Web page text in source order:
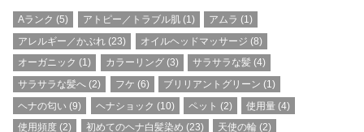
Aランク (5) アトピー／トラブル肌(1) アムラ (1)
アレルギー／かぶれ (23) オイルヘッドマッサージ (8)
オーガニック (1) カラーリング(3) サラサラな髪(4)
サラサラな髪へ (2) フケ (6) ブリリアントグリーン (1)
ヘナの匂い (9) ヘナショック (10) ペット (2) 使用量 (4)
使用頻度 (2) 初めてのヘナ白髪染め (23) 天使の輪 (2)